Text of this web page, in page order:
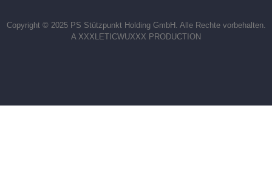
Copyright © 2025 PS Stützpunkt Holding GmbH. Alle Rechte vorbehalten.
A XXXLETICWUXXX PRODUCTION